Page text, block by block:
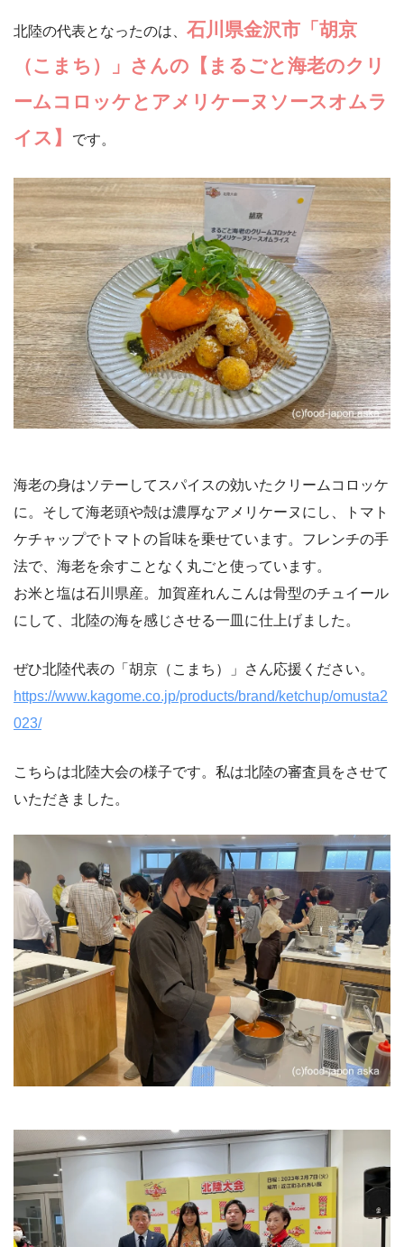
北陸の代表となったのは、 石川県金沢市「胡京
（こまち）」さんの【まるごと海老のクリ
ームコロッケとアメリケーヌソースオムラ
イス】
です。
海老の身はソテーしてスパイスの効いたクリームコロッケ
に。そして海老頭や殻は濃厚なアメリケーヌにし、トマト
ケチャップでトマトの旨味を乗せています。フレンチの手
法で、海老を余すことなく丸ごと使っています。
お米と塩は石川県産。加賀産れんこんは骨型のチュイール
にして、北陸の海を感じさせる一皿に仕上げました。
ぜひ北陸代表の「胡京（こまち）」さん応援ください。
https://www.kagome.co.jp/products/brand/ketchup/omusta2
023/
こちらは北陸大会の様子です。私は北陸の審査員をさせて
いただきました。